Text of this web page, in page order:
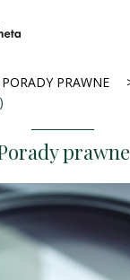
PORADY PRAWNE
prawne